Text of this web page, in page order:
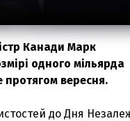
Канади Марк
одного мільярда
протягом вересня.
до Дня